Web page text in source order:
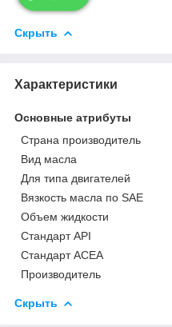
Скрыть
Характеристики
Основные атрибуты
Страна производитель
Вид масла
Для типа двигателей
Вязкость масла по SAE
Объем жидкости
Стандарт API
Стандарт ACEA
Производитель
Скрыть